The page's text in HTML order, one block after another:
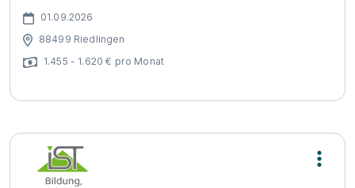
01.09.2026
88499 Riedlingen
1.455 - 1.620 € pro Monat